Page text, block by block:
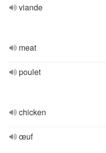
viande
meat
poulet
chicken
œuf